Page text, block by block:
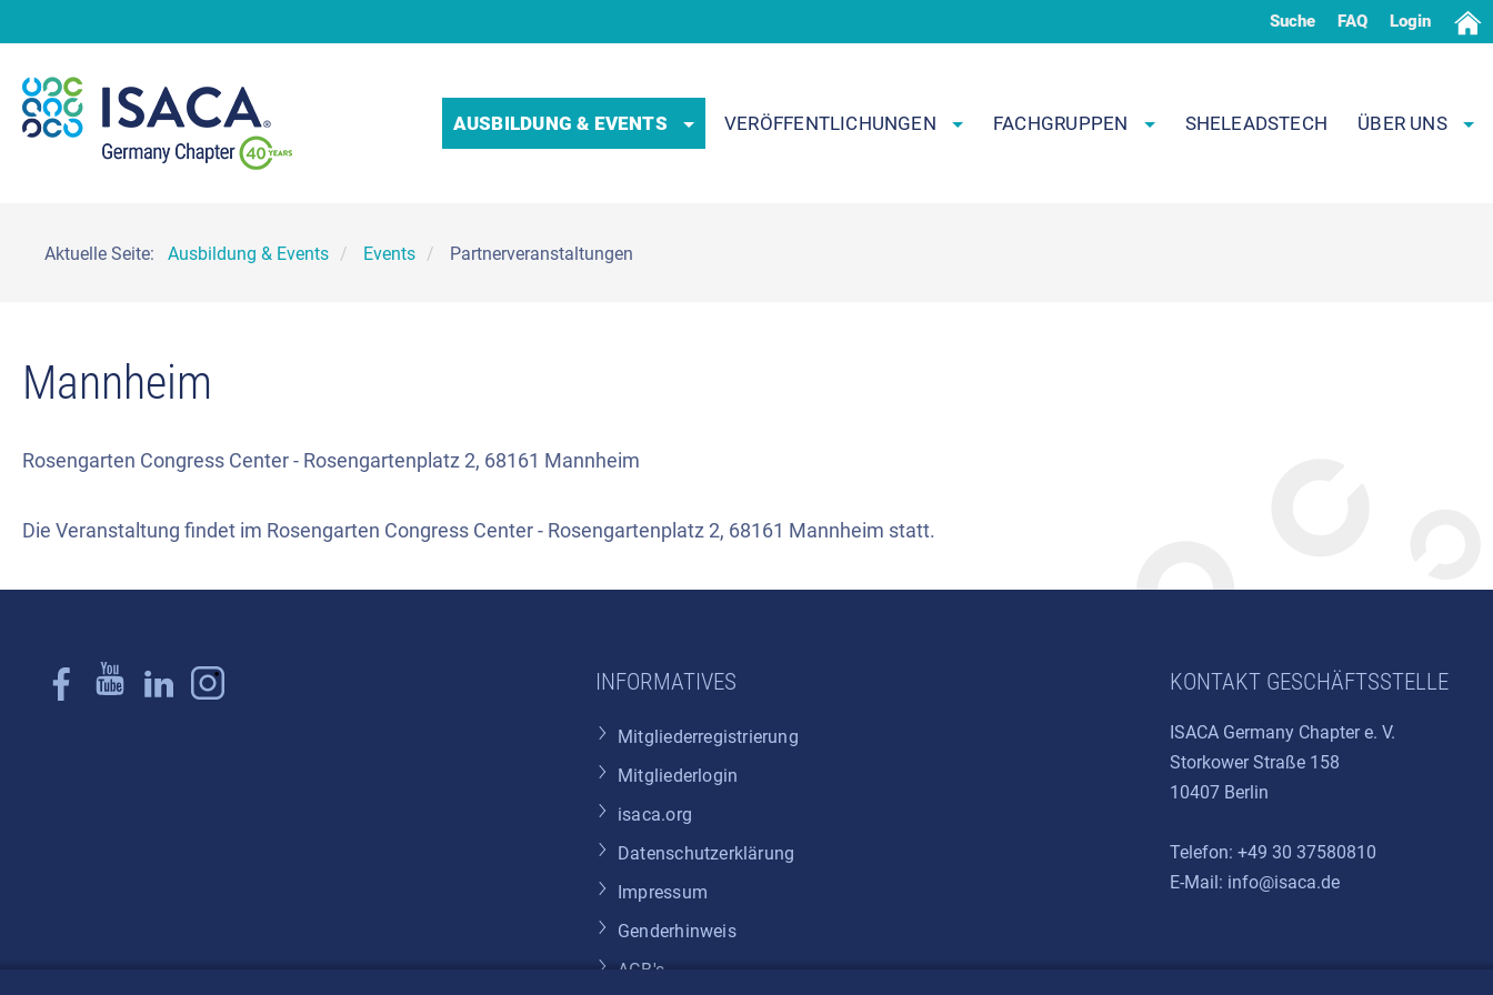
Suche FAQ Login
AUSBILDUNG & EVENTS VERÖFFENTLICHUNGEN FACHGRUPPEN SHELEADSTECH ÜBER UNS
Aktuelle Seite: Ausbildung & Events Events Partnerveranstaltungen
Mannheim
Rosengarten Congress Center - Rosengartenplatz 2, 68161 Mannheim
Die Veranstaltung findet im Rosengarten Congress Center - Rosengartenplatz 2, 68161 Mannheim statt.
INFORMATIVES
Mitgliederregistrierung
Mitgliederlogin
isaca.org
Datenschutzerklärung
Impressum
Genderhinweis
AGB's
KONTAKT GESCHÄFTSSTELLE
ISACA Germany Chapter e. V.
Storkower Straße 158
10407 Berlin
Telefon: +49 30 37580810
E-Mail: info@isaca.de